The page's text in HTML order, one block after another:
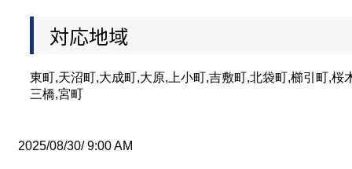
対応地域
東町,天沼町,大成町,大原,上小町,吉敷町,北袋町,櫛引町,
三橋,宮町
2025/08/30/ 9:00 AM